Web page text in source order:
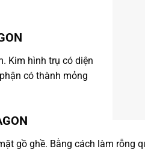
Kim hình trụ có diện
có thành mỏng
gồ ghề. Bằng cách làm rỗng